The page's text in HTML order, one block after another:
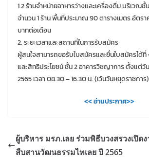
1.2 ร้านจำหน่ายอาหารว่างและเครื่องดื่ม บริเวณ
จำนวน 1 ร้าน พื้นที่ประมาณ 90 ตารางเมตร อัตร
บาทต่อเดือน
2. ระยะเวลาและสถานที่ในการรับสมัคร
ผู้สนใจสามารถขอรับใบสมัครและยื่นใบสมัครได้
และสิทธิประโยชน์ ชั้น 2 อาคารวิชญาการ ตั้งแต่วั
2565 เวลา 08.30 – 16.30 น. (เว้นวันหยุดราชการ)
<< อ่านประกาศ>>
ผู้บริหาร มรภ.เลย ร่วมพิธีบวงสรวงเปิด
สืบสานวัฒนธรรมไทเลย ปี 2565